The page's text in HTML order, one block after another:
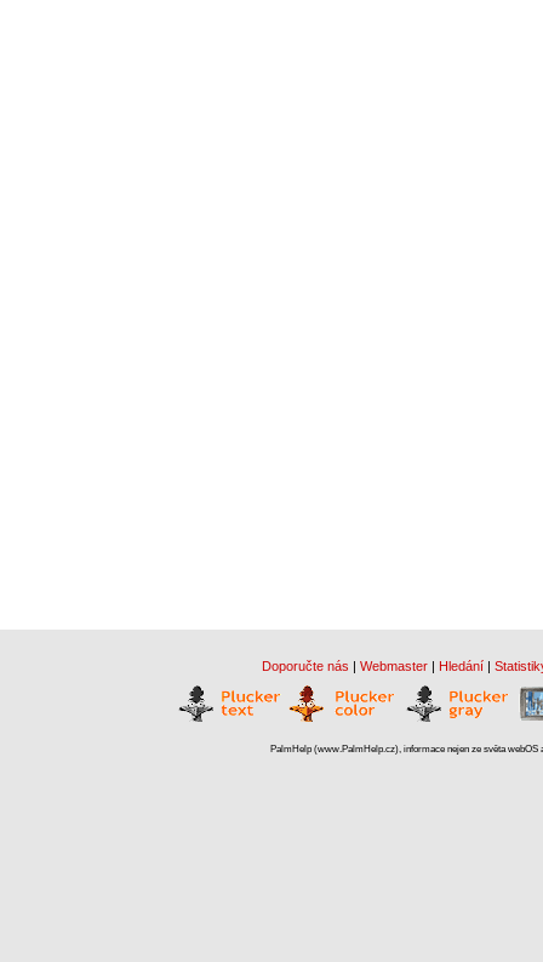
Doporučte nás | Webmaster | Hledání |
PalmHelp (www.PalmHelp.cz), informace nejen ze světa